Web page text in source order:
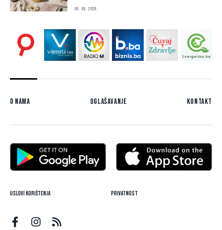
05. 08. 2026.
O nama Oglašavanje Kontakt
Uslovi korištenja Privatnost